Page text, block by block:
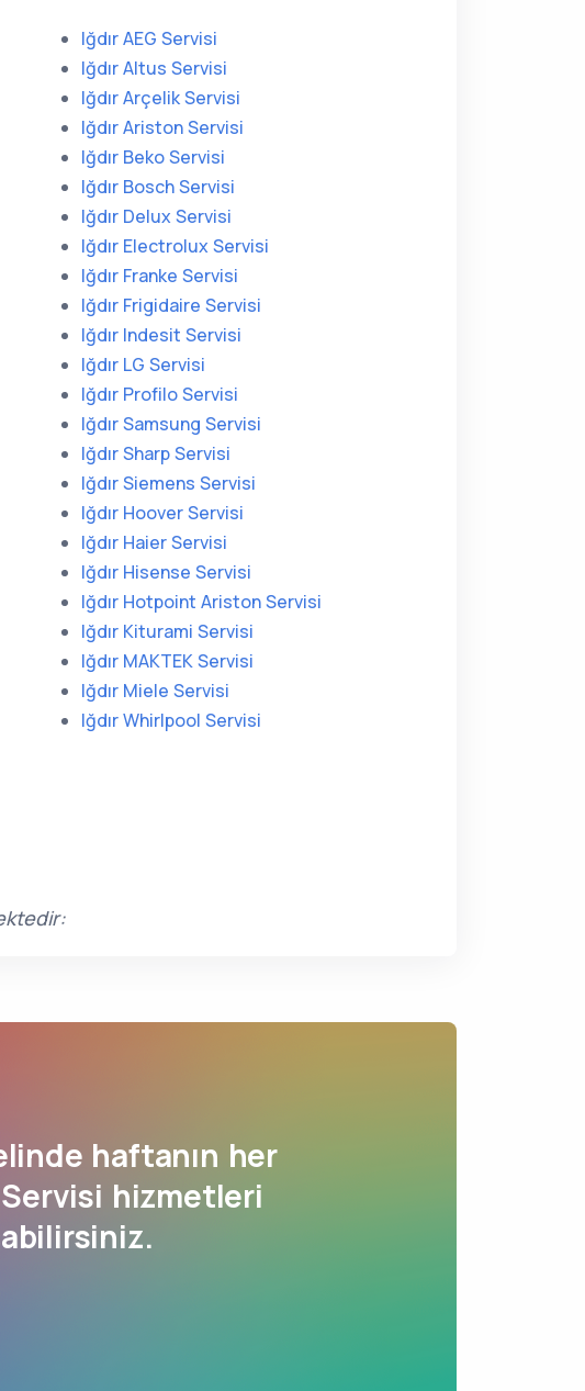
Iğdır AEG Servisi
Iğdır Altus Servisi
Iğdır Arçelik Servisi
Iğdır Ariston Servisi
Iğdır Beko Servisi
Iğdır Bosch Servisi
Iğdır Delux Servisi
Iğdır Electrolux Servisi
Iğdır Franke Servisi
Iğdır Frigidaire Servisi
Iğdır Indesit Servisi
Iğdır LG Servisi
Iğdır Profilo Servisi
Iğdır Samsung Servisi
Iğdır Sharp Servisi
Iğdır Siemens Servisi
Iğdır Hoover Servisi
Iğdır Haier Servisi
Iğdır Hisense Servisi
Iğdır Hotpoint Ariston Servisi
Iğdır Kiturami Servisi
Iğdır MAKTEK Servisi
Iğdır Miele Servisi
Iğdır Whirlpool Servisi
haftanın her
hizmetleri